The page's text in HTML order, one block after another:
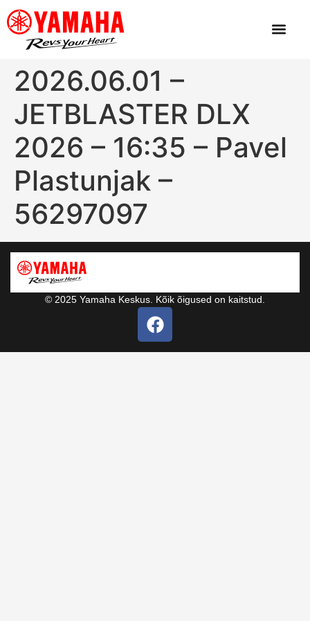
2026.06.01 –
JETBLASTER DLX
2026 – 16:35 – Pavel
Plastunjak –
56297097
© 2025 Yamaha Keskus. Kõik õigused on kaitstud.